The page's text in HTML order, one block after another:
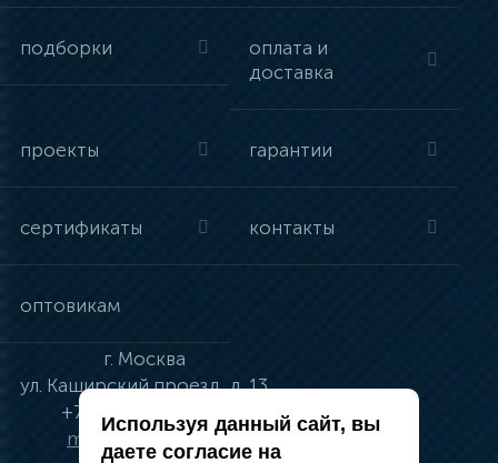
подборки
оплата и
доставка
проекты гарантии
сертификаты контакты
оптовикам
г. Москва
ул. Каширский проезд, д. 13
+7 (495) 134-41-83
moskva@vincci.ru
Используя данный сайт, вы
даете согласие на